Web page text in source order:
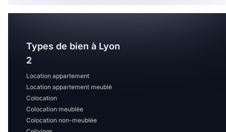
m2
Nombre de chambres
disponibles
chambres
disponibles
Espaces additionnels
Types de bien à Lyon
2
Location appartement
Location appartement meublé
Colocation
Colocation meublée
Colocation non-meublée